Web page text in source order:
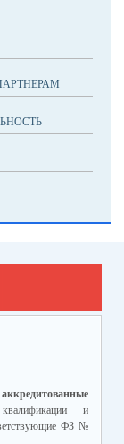
аккредитованные
и
ФЗ №